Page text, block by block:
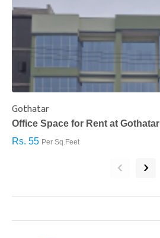
Gothatar
Office Space for Rent at Gothatar
Rs. 55 Per Sq.Feet
‹ ›